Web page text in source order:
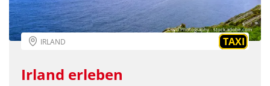
©Lyd Photography - stock.adobe.com
IRLAND TAXI
Irland erleben